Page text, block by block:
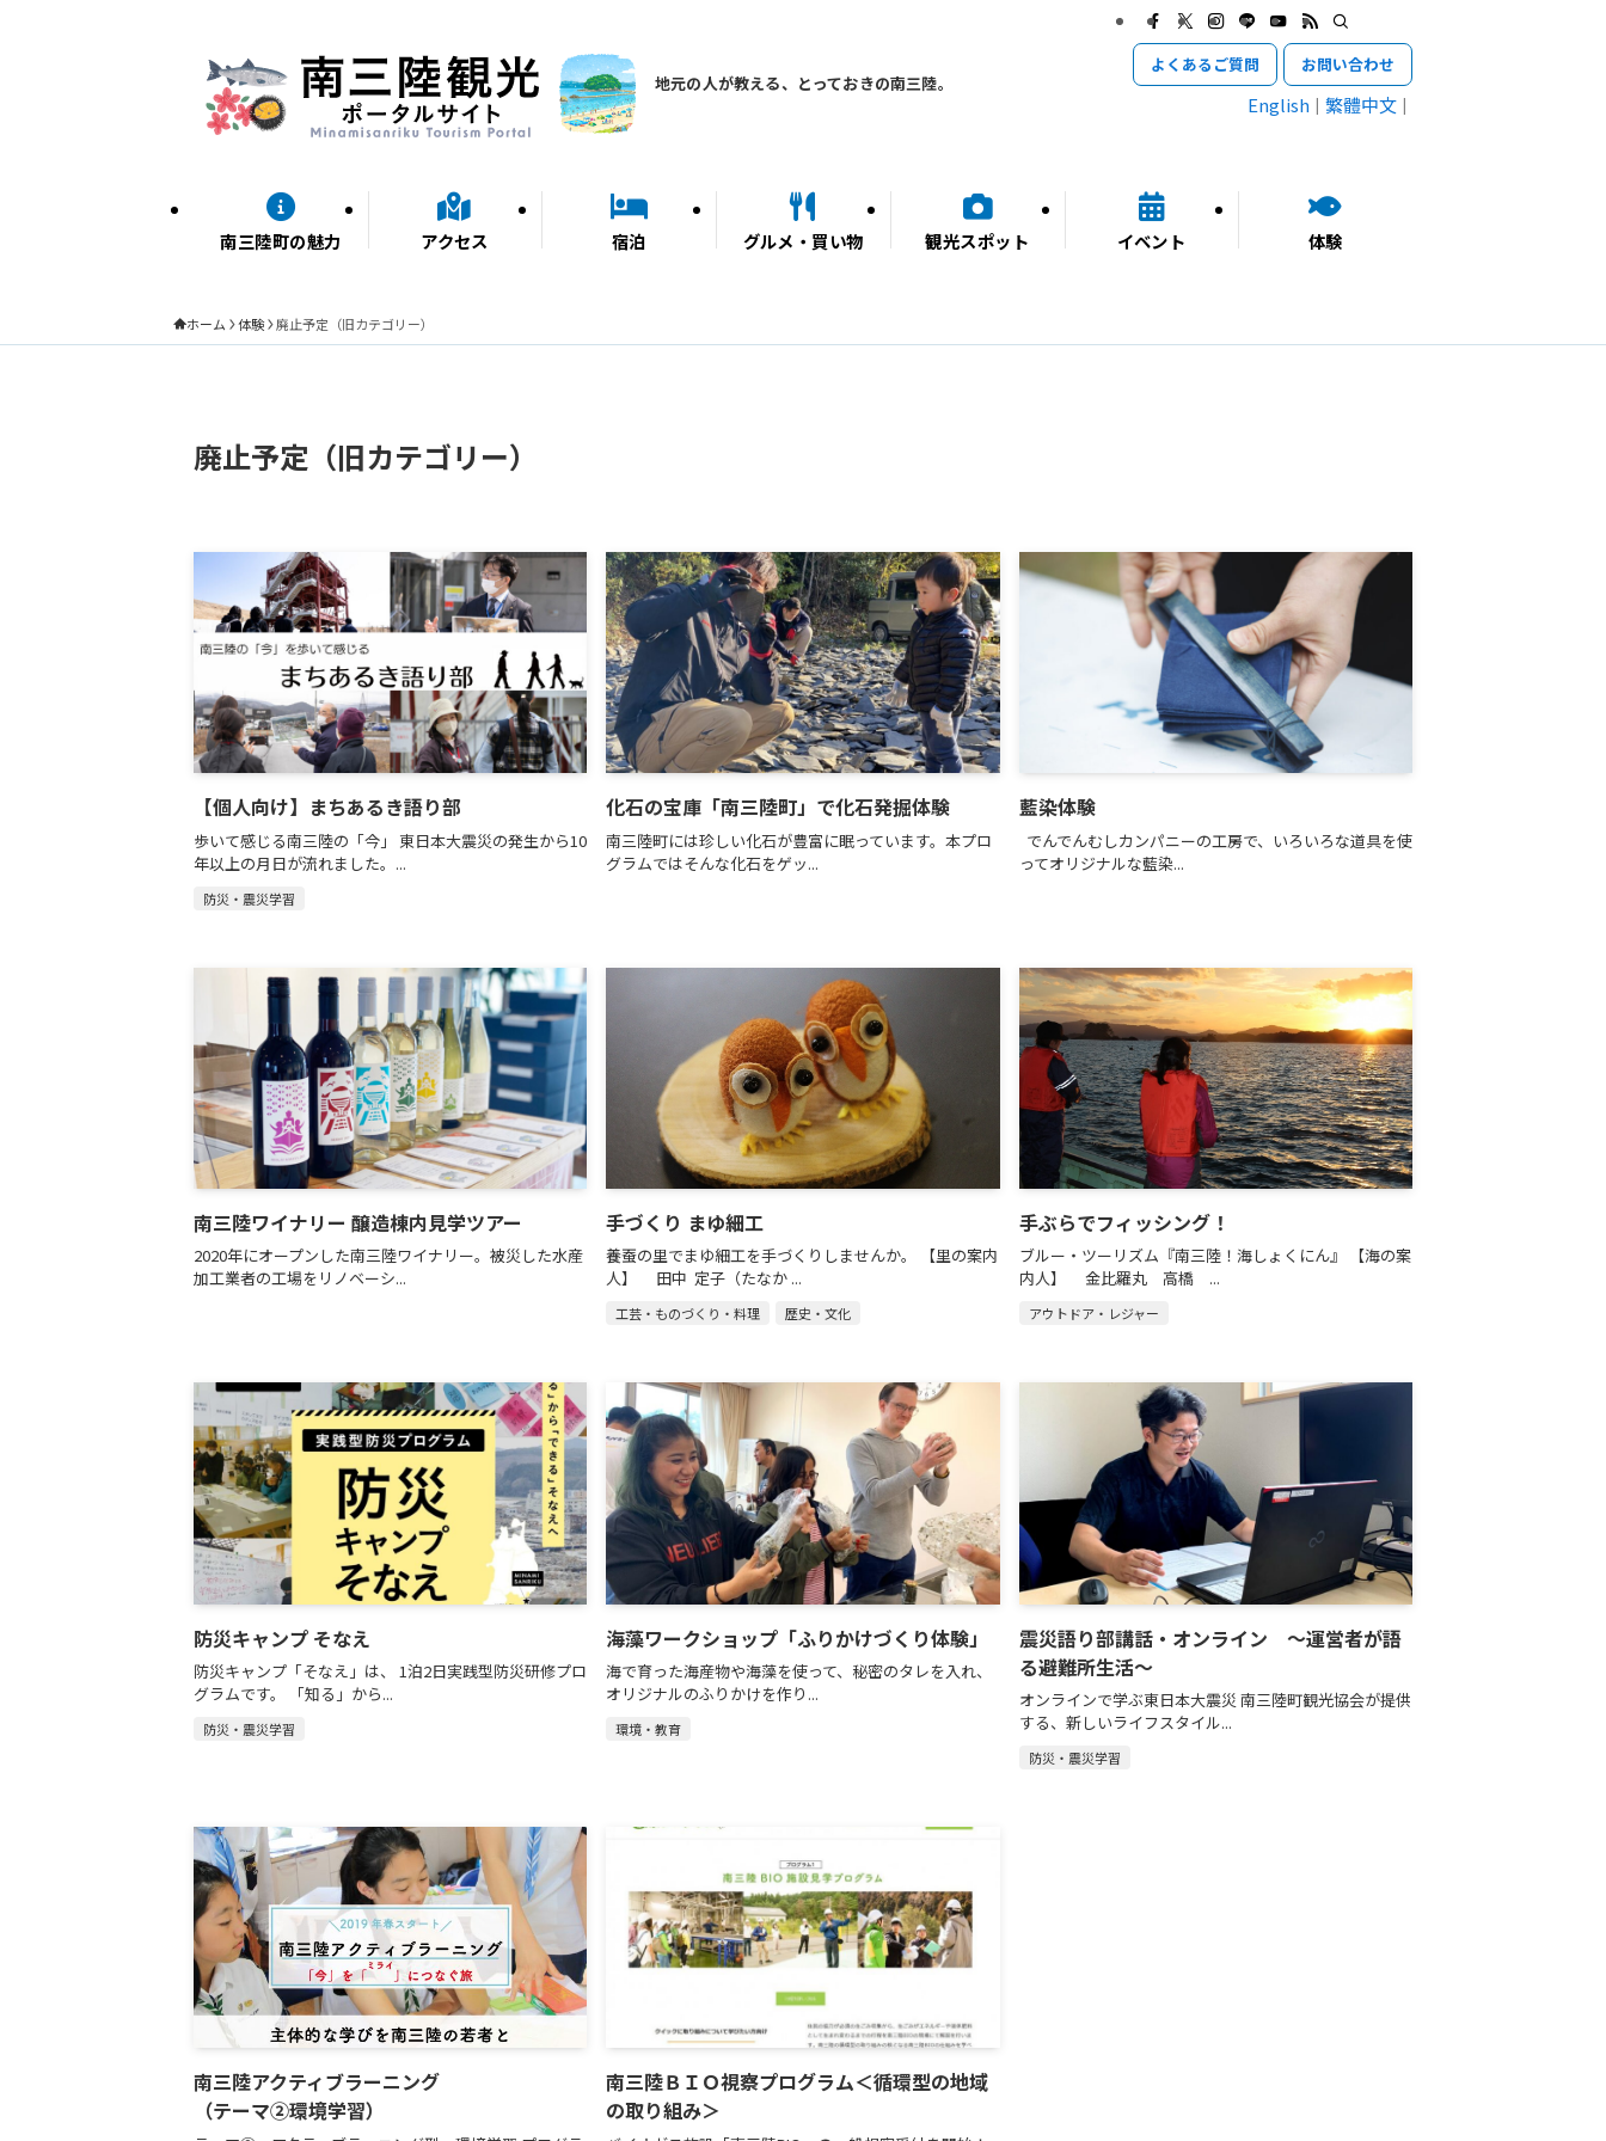
地元の人が教える、とっておきの南三陸。
南三陸町の魅力 アクセス 宿泊 グルメ・買い物 観光スポット イベント 体験
よくあるご質問 お問い合わせ
English 繁體中文
ホーム 体験 廃止予定（旧カテゴリー）
廃止予定（旧カテゴリー）
【個人向け】まちあるき語り部
歩いて感じる南三陸の「今」 東日本大震災の発生から10
年以上の月日が流れました。...
防災・震災学習
化石の宝庫「南三陸町」で化石発掘体験
南三陸町には珍しい化石が豊富に眠っています。本プロ
グラムではそんな化石をゲッ...
藍染体験
でんでんむしカンパニーの工房で、いろいろな道具を使
ってオリジナルな藍染...
南三陸ワイナリー 醸造棟内見学ツアー
2020年にオープンした南三陸ワイナリー。被災した水産
加工業者の工場をリノベーシ...
手づくり まゆ細工
養蚕の里でまゆ細工を手づくりしませんか。 【里の案内
人】 田中 定子（たなか ...
工芸・ものづくり・料理 歴史・文化
手ぶらでフィッシング！
ブルー・ツーリズム『南三陸！海しょくにん』 【海の案
内人】 金比羅丸 高橋 ...
アウトドア・レジャー
防災キャンプ そなえ
防災キャンプ「そなえ」は、 1泊2日実践型防災研修プロ
グラムです。 「知る」から...
防災・震災学習
海藻ワークショップ「ふりかけづくり体験」
海で育った海産物や海藻を使って、秘密のタレを入れ、
オリジナルのふりかけを作り...
環境・教育
震災語り部講話・オンライン ～運営者が語
る避難所生活～
オンラインで学ぶ東日本大震災 南三陸町観光協会が提供
する、新しいライフスタイル...
防災・震災学習
南三陸アクティブラーニング
（テーマ②環境学習）
南三陸ＢＩＯ視察プログラム＜循環型の地域
の取り組み＞